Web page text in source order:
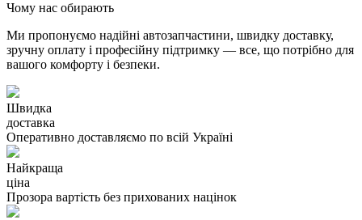
Чому нас обирають
Ми пропонуємо надійні автозапчастини, швидку доставку,
зручну оплату і професійну підтримку — все, що потрібно для
вашого комфорту і безпеки.
Швидка
доставка
Оперативно доставляємо по всій Україні
Найкраща
ціна
Прозора вартість без прихованих націнок